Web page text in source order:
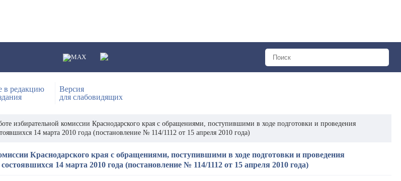
в редакцию
Версия
для слабовидящих
избирательной комиссии Краснодарского края с обращениями, поступившими в ходе подготовки и проведения
14 марта 2010 года (постановление № 114/1112 от 15 апреля 2010 года)
Краснодарского края с обращениями, поступившими в ходе подготовки и проведения
14 марта 2010 года (постановление № 114/1112 от 15 апреля 2010 года)